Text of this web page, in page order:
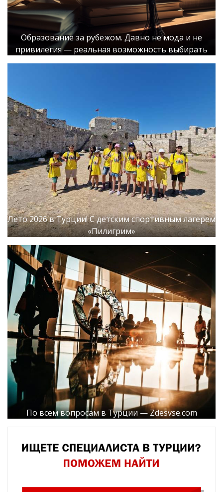
Образование за рубежом. Давно не мода и не
привилегия — реальная возможность выбирать
Лето 2026 в Турции! С детским спортивным лагерем
«Пилигрим»
По всем вопросам в Турции — Zdesvse.com